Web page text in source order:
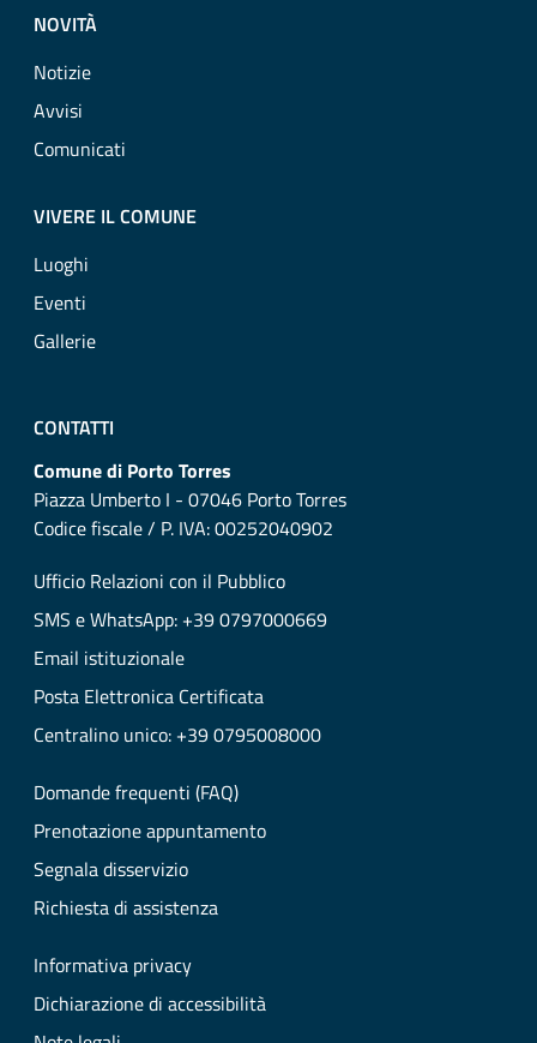
NOVITÀ
Notizie
Avvisi
Comunicati
VIVERE IL COMUNE
Luoghi
Eventi
Gallerie
CONTATTI
Comune di Porto Torres
Piazza Umberto I - 07046 Porto Torres
Codice fiscale / P. IVA: 00252040902
Ufficio Relazioni con il Pubblico
SMS e WhatsApp: +39 0797000669
Email istituzionale
Posta Elettronica Certificata
Centralino unico: +39 0795008000
Domande frequenti (FAQ)
Prenotazione appuntamento
Segnala disservizio
Richiesta di assistenza
Informativa privacy
Dichiarazione di accessibilità